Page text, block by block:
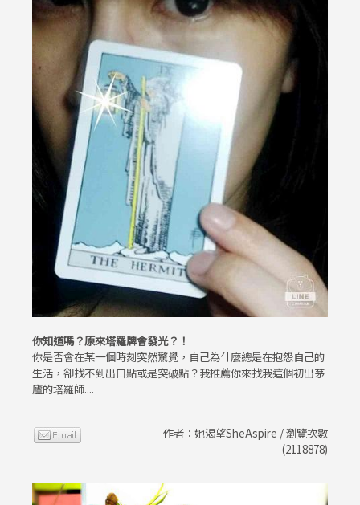
你知道嗎？原來塔羅牌會發光？！
你是否會在某一個時刻突然驚覺，自己為什麼總是在抱怨自己的
生活，卻找不到出口點或是突破點？我推薦你來找我這個初出茅
廬的塔羅師....
作者：她渴望SheAspire / 瀏覽次數
(2118878)